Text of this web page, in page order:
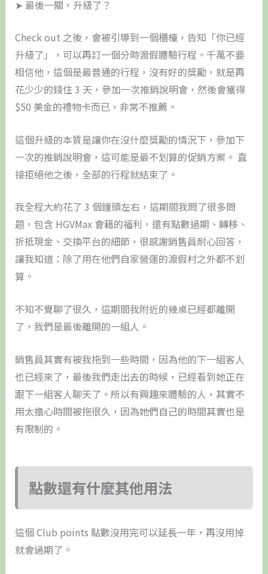
➤ 最後一關，升級了？
Check out 之後，會被引導到一個櫃檯，告知「你已經
升級了」，可以再訂一個分時渡假體驗行程。千萬不要
相信他，這個是最普通的行程，沒有好的獎勵，就是再
花少少的錢住 3 天，參加一次推銷說明會，然後會獲得
$50 美金的禮物卡而已，非常不推薦。
這個升級的本質是讓你在沒什麼獎勵的情況下，參加下
一次的推銷說明會，這可能是最不划算的促銷方案。 直
接拒絕他之後，全部的行程就結束了。
我全程大約花了 3 個鐘頭左右，這期間我問了很多問
題，包含 HGVMax 會籍的福利，還有點數過期、轉移、
折抵現金、交換平台的細節，很感謝銷售員耐心回答，
讓我知道：除了用在他們自家營運的渡假村之外都不划
算。
不知不覺聊了很久，這期間我附近的幾桌已經都離開
了，我們是最後離開的一組人。
銷售員其實有被我拖到一些時間，因為他的下一組客人
也已經來了，最後我們走出去的時候，已經看到她正在
跟下一組客人聊天了。所以有興趣來體驗的人，其實不
用太擔心時間被拖很久，因為她們自己的時間其實也是
有限制的。
點數還有什麼其他用法
這個 Club points 點數沒用完可以延長一年，再沒用掉
就會過期了。